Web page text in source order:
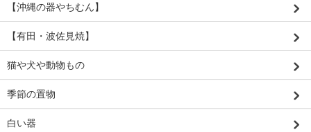
【沖縄の器やちむん】
【有田・波佐見焼】
猫や犬や動物もの
季節の置物
白い器